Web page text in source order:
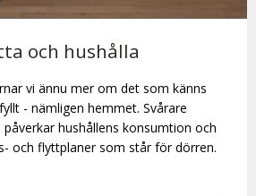
och hushålla
vi ännu mer om det som känns
- nämligen hemmet. Svårare
hushållens konsumtion och
och flyttplaner som står för dörren.